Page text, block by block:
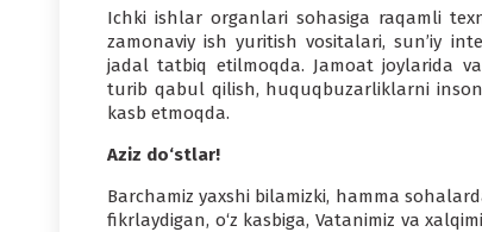
Ichki ishlar organlari sohasiga raqamli
zamonaviy ish yuritish vositalari, sun’iy
jadal tatbiq etilmoqda. Jamoat joylarida
turib qabul qilish, huquqbuzarliklarni
kasb etmoqda.
Aziz do‘stlar!
Barchamiz yaxshi bilamizki, hamma
fikrlaydigan, o‘z kasbiga, Vatanimiz va